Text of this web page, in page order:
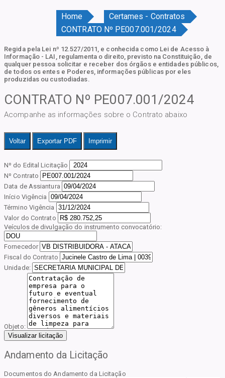
Home
Certames - Contratos
CONTRATO Nº PE007.001/2024
Regida pela Lei nº 12.527/2011, e conhecida como Lei de Acesso à
Informação - LAI, regulamenta o direito, previsto na Constituição, de
qualquer pessoa solicitar e receber dos órgãos e entidades públicos,
de todos os entes e Poderes, informações públicas por eles
produzidas ou custodiadas.
CONTRATO Nº PE007.001/2024
Acompanhe as informações sobre o Contrato abaixo
Voltar Exportar PDF Imprimir
Nº do Edital Licitação
Nº Contrato
Data de Assiantura
Início Vigência
Término Vigência
Valor do Contrato
Veículos de divulgação do instrumento convocatório:
Fornecedor
Fiscal do Contrato
Unidade:
Objeto:
Visualizar licitação
Andamento da Licitação
Documentos do Andamento da Licitação